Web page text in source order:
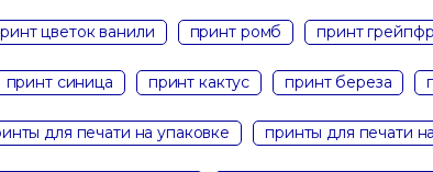
цветок ванили принт ромб принт
принт синица принт кактус принт береза
для печати на упаковке принты для печати